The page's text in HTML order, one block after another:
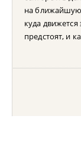
на ближайшую
куда
предстоят, и